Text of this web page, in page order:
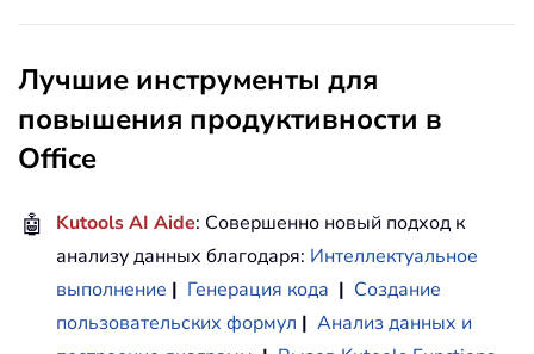
Лучшие инструменты для
повышения продуктивности в
Office
🤖 Kutools AI Aide: Совершенно новый подход к
анализу данных благодаря: Интеллектуальное
выполнение | Генерация кода | Создание
пользовательских формул | Анализ данных и